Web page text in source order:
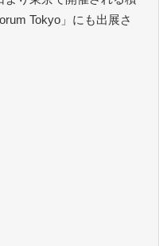
Tokyo」にも出展さ